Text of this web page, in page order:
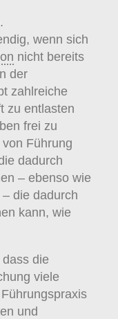
wenn sich
nicht bereits
der
zahlreiche
zu entlasten
frei zu
Führung
dadurch
– ebenso wie
die dadurch
kann, wie
die
viele
und